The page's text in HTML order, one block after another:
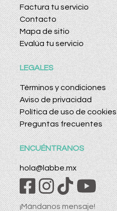
Factura tu servicio
Contacto
Mapa de sitio
Evalúa tu servicio
LEGALES
Términos y condiciones
Aviso de privacidad
Política de uso de cookies
Preguntas frecuentes
ENCUÉNTRANOS
hola@labbe.mx
¡Mándanos mensaje!